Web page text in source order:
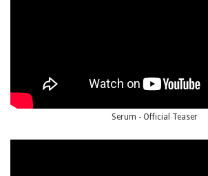
Serum - Official Teaser